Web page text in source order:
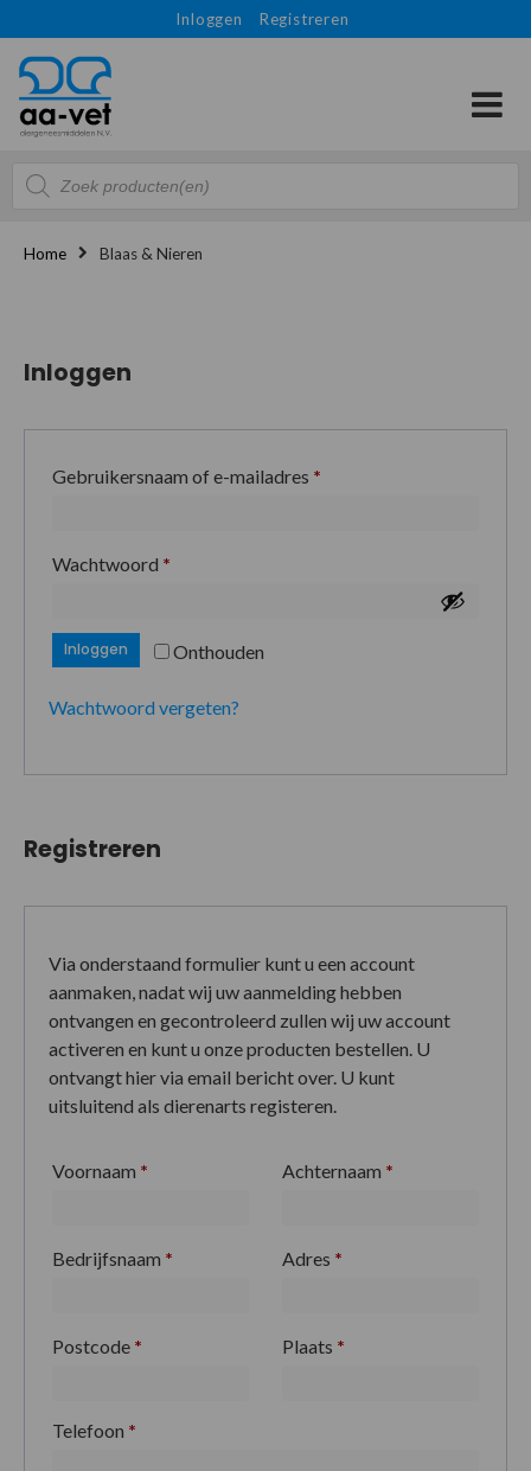
Inloggen Registreren
Producten
zoeken
Home Blaas & Nieren
Inloggen
Gebruikersnaam of e-mailadres *
Wachtwoord *
Onthouden
Inloggen
Wachtwoord vergeten?
Registreren
Via onderstaand formulier kunt u een account
aanmaken, nadat wij uw aanmelding hebben
ontvangen en gecontroleerd zullen wij uw account
activeren en kunt u onze producten bestellen. U
ontvangt hier via email bericht over. U kunt
uitsluitend als dierenarts registeren.
Voornaam * Achternaam *
Bedrijfsnaam * Adres *
Postcode * Plaats *
Telefoon *